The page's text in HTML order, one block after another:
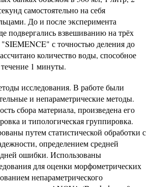
самостоятельно на себя
До и после эксперимента
подвергались взвешиванию на трёх
с точностью деления до
количество воды, способное
течение 1 минуты.
исследования. В работе были
и непараметрические методы.
сбора материала, произведена его
и типологическая группировка.
путем статистической обработки с
определением средней
ошибки. Использованы
для оценки морфометрических
непараметрического